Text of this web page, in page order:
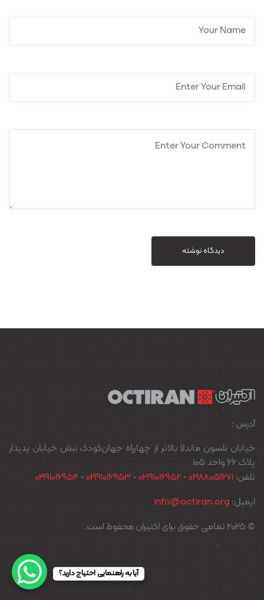
دیدگاه نوشته
آدرس :
خیابان نلسون ماندلا بالاتر از چهارراه جهان‌کودک نبش خیابان پدیدار
پلاک ۶۶ واحد ۱۰۵
تلفن:02188051671
-
02191016952
-
02191016953
-
02191016954
ایمیل: info@octiran.org
© 2025 تمامی حقوق برای اکتیران محفوظ است.
آیا به راهنمایی احتیاج دارید؟